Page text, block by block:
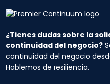
¿Tienes dudas sobre la
continuidad del negocio?
continuidad del negocio
Hablemos de resiliencia.